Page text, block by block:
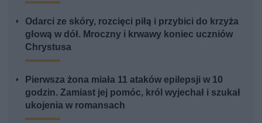
Odarci ze skóry, rozcięci piłą i przybici do krzyża
głową w dół. Mroczny i krwawy koniec uczniów
Chrystusa
Pierwsza żona miała 11 ataków epilepsji w 10
godzin. Zamiast jej pomóc, król wyjechał i szukał
ukojenia w romansach